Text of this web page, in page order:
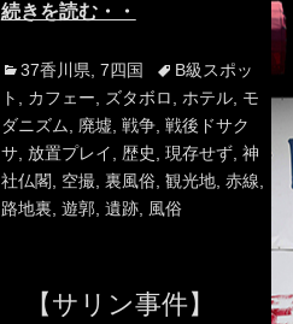
続きを読む・・
Categories
37香川県 7四国 TagsB級スポッ
ト
カフェー ズタボロ ホテル, モ
ダニズム
廃墟 戦争, 戦後ドサク
サ, 放置プレイ 歴史 現存せず, 神
社仏閣
空撮, 裏風俗, 観光地, 赤線
路地裏 遊郭, 遺跡, 風俗
【サリン事件】